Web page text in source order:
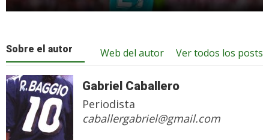
Sobre el autor Ver todos los posts
Web del autor
Gabriel Caballero
Periodista
caballergabriel@gmail.com